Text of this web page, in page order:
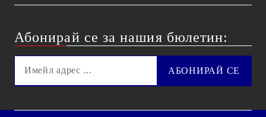
Абонирай се за нашия бюлетин: